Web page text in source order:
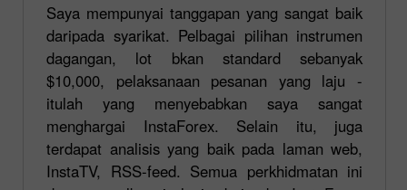
Saya mempunyai tanggapan yang sangat baik
daripada syarikat. Pelbagai pilihan instrumen
dagangan, lot bkan standard sebanyak
$10,000, pelaksanaan pesanan yang laju -
itulah yang menyebabkan saya sangat
menghargai InstaForex. Selain itu, juga
terdapat analisis yang baik pada laman web,
InstaTV, RSS-feed. Semua perkhidmatan ini